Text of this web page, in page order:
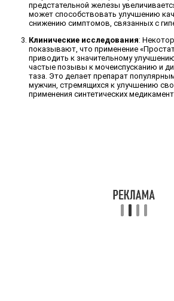
предстательной железы
может способствовать улучшению
снижению симптомов, связанных с
Клинические исследования:
показывают, что применение
приводить к значительному
частые позывы к мочеиспусканию и
таза. Это делает препарат
мужчин, стремящихся к улучшению
применения синтетических